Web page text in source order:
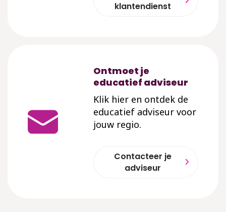
klantendienst
Ontmoet je
educatief adviseur
Klik hier en ontdek de
educatief adviseur voor
jouw regio.
Contacteer je
adviseur